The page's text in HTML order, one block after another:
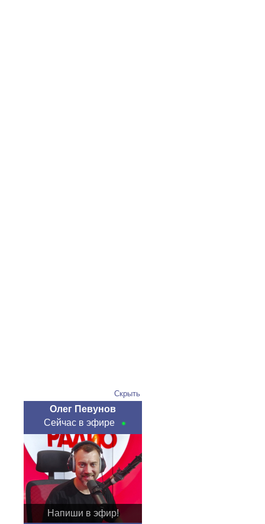
Скрыть
Олег Певунов
Сейчас в эфире
Напиши в эфир!